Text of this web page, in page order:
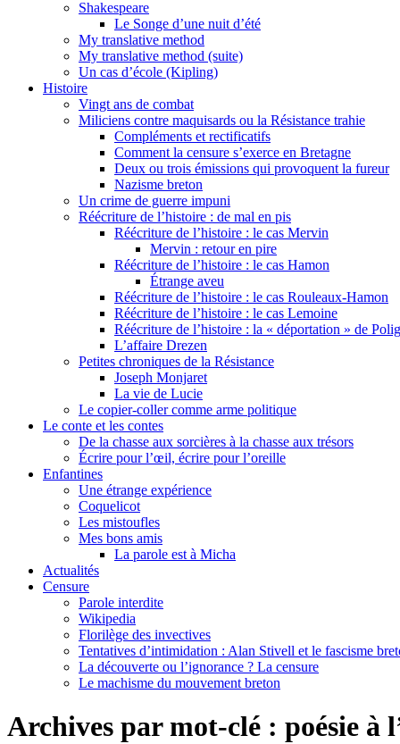
Shakespeare
Le Songe d’une nuit d’été
My translative method
My translative method (suite)
Un cas d’école (Kipling)
Histoire
Vingt ans de combat
Miliciens contre maquisards ou la Résistance trahie
Compléments et rectificatifs
Comment la censure s’exerce en Bretagne
Deux ou trois émissions qui provoquent la fureur
Nazisme breton
Un crime de guerre impuni
Réécriture de l’histoire : de mal en pis
Réécriture de l’histoire : le cas Mervin
Mervin : retour en pire
Réécriture de l’histoire : le cas Hamon
Étrange aveu
Réécriture de l’histoire : le cas Rouleaux-Hamon
Réécriture de l’histoire : le cas Lemoine
Réécriture de l’histoire : la « déportation » de
L’affaire Drezen
Petites chroniques de la Résistance
Joseph Monjaret
La vie de Lucie
Le copier-coller comme arme politique
Le conte et les contes
De la chasse aux sorcières à la chasse aux trésors
Écrire pour l’œil, écrire pour l’oreille
Enfantines
Une étrange expérience
Coquelicot
Les mistoufles
Mes bons amis
La parole est à Micha
Actualités
Censure
Parole interdite
Wikipedia
Florilège des invectives
Tentatives d’intimidation : Alan Stivell et le fascisme
La découverte ou l’ignorance ? La censure
Le machisme du mouvement breton
Archives par mot-clé : poésie à